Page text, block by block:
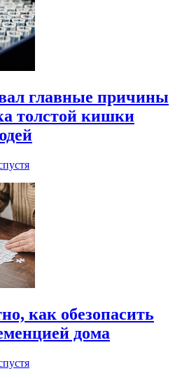
главные причины
толстой кишки
как обезопасить
дома